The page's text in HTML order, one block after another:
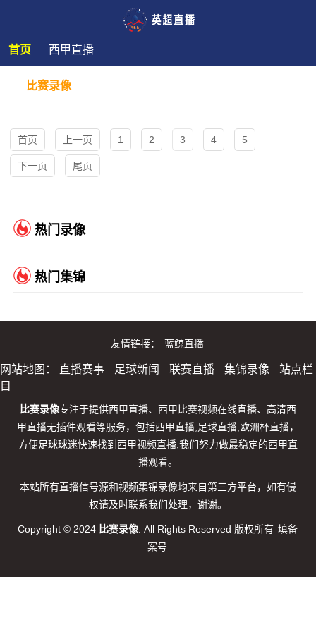
首页 西甲直播
比赛录像
首页 上一页 1 2 3 4 5
下一页 尾页
热门录像
热门集锦
友情链接： 蓝鲸直播
网站地图： 直播赛事 足球新闻 联赛直播 集锦录像
站点栏
目
比赛录像专注于提供西甲直播、西甲比赛视频在线直播、高清西
甲直播无插件观看等服务，包括西甲直播,足球直播,欧洲杯直播，
方便足球球迷快速找到西甲视频直播,我们努力做最稳定的西甲直
播观看。
本站所有直播信号源和视频集锦录像均来自第三方平台，如有侵
权请及时联系我们处理，谢谢。
Copyright © 2024 比赛录像 . All Rights Reserved 版权所有 填备
案号